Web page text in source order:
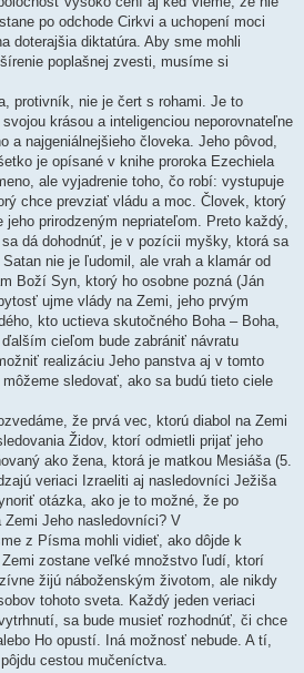
po odchode Cirkvi a uchopení moci
doterajšia diktatúra. Aby sme mohli
poplašnej zvesti, musíme si
protivník, nie je čert s rohami. Je to
krásou a inteligenciou neporovnateľne
a najgeniálnejšieho človeka. Jeho pôvod,
je opísané v knihe proroka Ezechiela
ale vyjadrenie toho, čo robí: vystupuje
chce prevziať vládu a moc. Človek, ktorý
prirodzeným nepriateľom. Preto každý,
dá dohodnúť, je v pozícii myšky, ktorá sa
nie je ľudomil, ale vrah a klamár od
Boží Syn, ktorý ho osobne pozná (Ján
ujme vlády na Zemi, jeho prvým
kto uctieva skutočného Boha – Boha,
cieľom bude zabrániť návratu
realizáciu Jeho panstva aj v tomto
sledovať, ako sa budú tieto ciele
že prvá vec, ktorú diabol na Zemi
Židov, ktorí odmietli prijať jeho
ako žena, ktorá je matkou Mesiáša (5.
veriaci Izraeliti aj nasledovníci Ježiša
otázka, ako je to možné, že po
Jeho nasledovníci? V
z Písma mohli vidieť, ako dôjde k
zostane veľké množstvo ľudí, ktorí
žijú náboženským životom, ale nikdy
tohoto sveta. Každý jeden veriaci
sa bude musieť rozhodnúť, či chce
Ho opustí. Iná možnosť nebude. A tí,
cestou mučeníctva.